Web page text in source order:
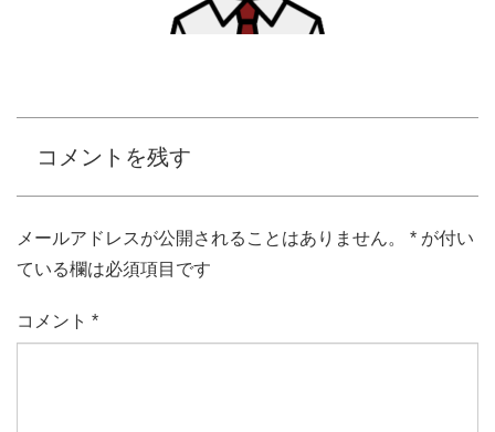
コメントを残す
メールアドレスが公開されることはありません。 * が付い
ている欄は必須項目です
コメント *